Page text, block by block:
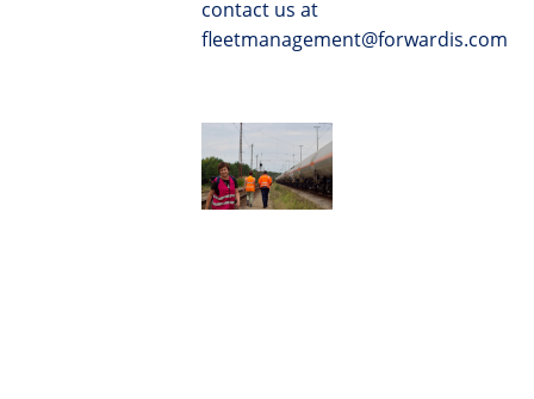
contact us at
fleetmanagement@forwardis.com